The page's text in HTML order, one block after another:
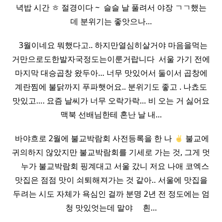
녁밥 시간 ㅎ 절경이다 ~ ​ 슬슬 날 풀려서 야장 ㄱㄱ했는
데 분위기는 좋앗으나…
​ ​ 3월이네요 뭐했다고.. 하지만열심히살거야 마음을먹는
거만으로도한발자국정도는이룬거랍니다 ​ 서울 가기 전에
마지막 대승곱창 왔두아… 너무 맛있어서 둘이서 곱창에
계란찜에 불닭까지 푸파햇어요.. 분위기도 좋고 . 나쵸도
맛있고…. 요즘 날씨가 너무 오락가락… 비 오는 거 싫어요
맥북 선배님한테 혼난 날 내…
​ 바야흐로 2월에 불교박람회 사전등록을 한 나
불교에
귀의하지 않았지만 불교박람회를 기세로 가는 것, 그게 멋
​ ​ ​ ​ 누가 불교박람회 핑계대고 서울 갔니 저요 나애 코엑스
맛집은 점점 맛이 쇠퇴해져가는 것 같아‥ 서울에 맛집을
두려는 시도 자체가 욕심인 걸까 분명 2년 전 정도에는 엄
청 맛있엇는데 말야 ​ ​ ​ ​ 흰…